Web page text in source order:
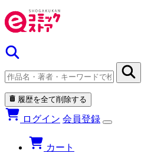
履歴を全て削除する
ログイン 会員登録
カート